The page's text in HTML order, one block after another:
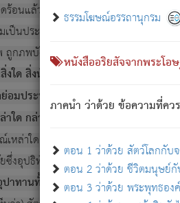
ธรรมโฆษณ์อรรถานุกรม
หนังสืออริยสัจจากพระโอ
ภาคนำ ว่าด้วย ข้อความที่คว
ตอน 1 ว่าด้วย สัตว์โลกกับ
ตอน 2 ว่าด้วย ชีวิตมนุษย์กั
ตอน 3 ว่าด้วย พระพุทธอง
ดร้อนแล้ว มีผัสสะบังหน้า[1]ย่อมกล่าวซึ่ง
เป็นประการใด แต่สิ่งนั้นย่อมเป็น (ตามที่เ
กภพบังหน้าแล้ว มีภพโดยความเป็นอย่า
ใด สิ่งนั้นเป็นภัย (ที่เขาไม่รู้จัก) : เขา
มประพฤติ ก็เพื่อการละขาดซึ่งภพ.
ใด กล่าวความหลุดพ้นจากภพว่ามีได้
หล่าใด กล่าวความออกไปได้จากภพ ว่า
ซึ่งอุปธิทั้งปวง.
าทานทั้งปวง ความเกิดขึ้นแห่งทุกข์จึงไ